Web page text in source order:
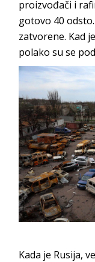
proizvođači i
gotovo 40
zatvorene. Kad
polako su se
Kada je Rusija,